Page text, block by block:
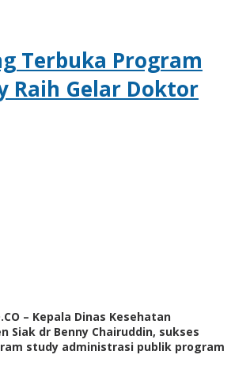
Terbuka Program
Raih Gelar Doktor
– Kepala Dinas Kesehatan
Siak dr Benny Chairuddin, sukses
study administrasi publik program